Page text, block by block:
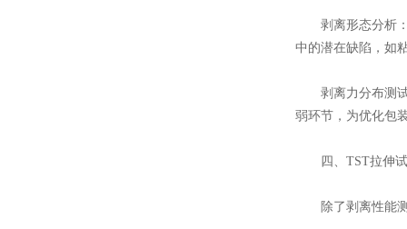
剥离形态分析：
中的潜在缺陷，如
剥离力分布测试
弱环节，为优化包
四、TST拉伸试
除了剥离性能测